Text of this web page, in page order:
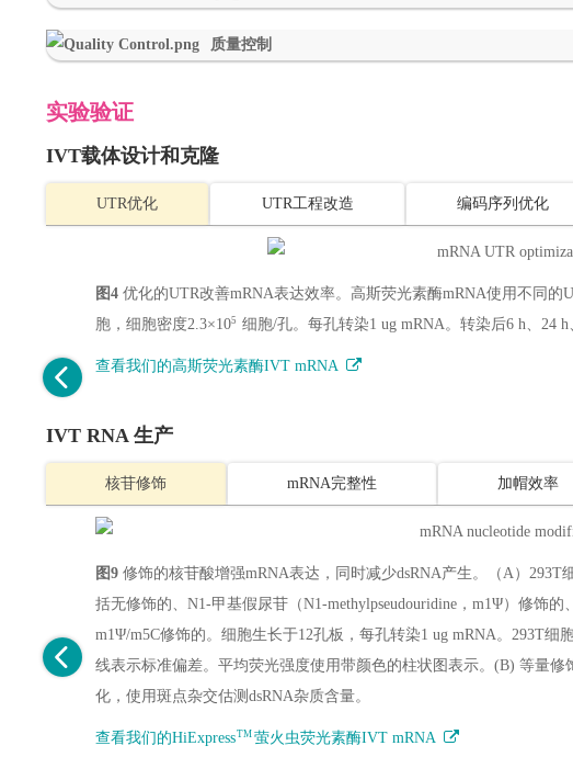
质量控制
实验验证
IVT载体设计和克隆
UTR优化 UTR工程改造 编码序列优化
图4优化的UTR改善mRNA表达效率。高斯荧光素酶mRNA使用不同
胞，细胞密度2.3×105 细胞/孔。每孔转染1 ug mRNA。转染后6 h、24
查看我们的高斯荧光素酶IVT mRNA
IVT RNA 生产
核苷修饰 mRNA完整性 加帽效率
图9修饰的核苷酸增强mRNA表达，同时减少dsRNA产生。（A）
括无修饰的、N1-甲基假尿苷（N1-methylpseudouridine，m1Ψ）修饰
m1Ψ/m5C修饰的。细胞生长于12孔板，每孔转染1 ug mRNA。293T
线表示标准偏差。平均荧光强度使用带颜色的柱状图表示。(B) 等量
化，使用斑点杂交估测dsRNA杂质含量。
查看我们的HiExpressTM 萤火虫荧光素酶IVT mRNA